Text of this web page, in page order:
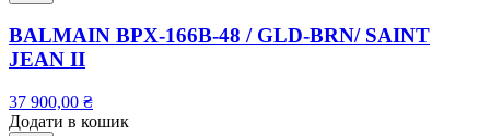
BALMAIN BPX-166B-48 / GLD-BRN/ SAINT
JEAN II
37 900,00 ₴
Додати в кошик